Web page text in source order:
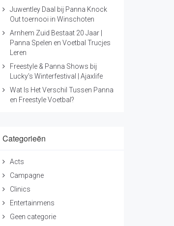
Juwentley Daal bij Panna Knock
Out toernooi in Winschoten
Arnhem Zuid Bestaat 20 Jaar |
Panna Spelen en Voetbal Trucjes
Leren
Freestyle & Panna Shows bij
Lucky's Winterfestival | Ajaxlife
Wat Is Het Verschil Tussen Panna
en Freestyle Voetbal?
Categorieën
Acts
Campagne
Clinics
Entertainmens
Geen categorie